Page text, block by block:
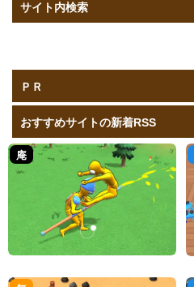
サイト内検索
ＰＲ
おすすめサイトの新着RSS
庵